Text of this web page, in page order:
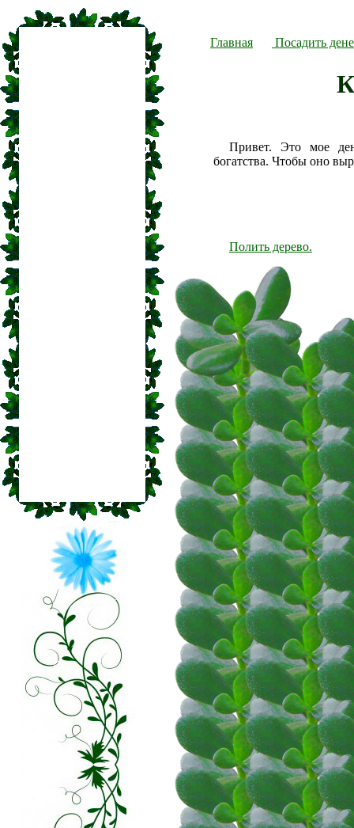
Главная Посадить
Привет. Это мое
богатства. Чтобы оно
Полить дерево.